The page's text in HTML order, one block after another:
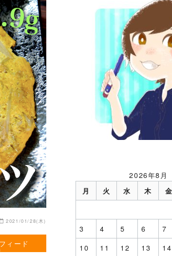
2021/01/28(木)
フィード
2026年8月
月 火 水 木 金
3
4 5 6 7
10
11 12 13 14